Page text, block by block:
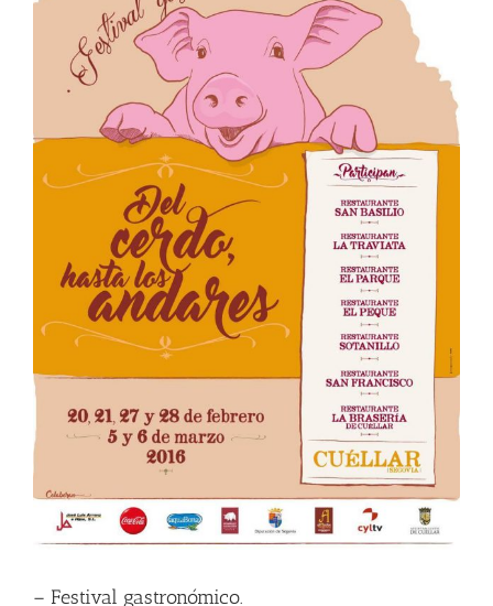
– Festival gastronómico.